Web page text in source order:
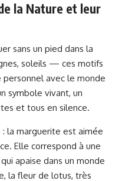
la Nature et leur
sans un pied dans la
soleils — ces motifs
avec le monde
symbole vivant, un
et tous en silence.
la marguerite est aimée
Elle correspond à une
apaise dans un monde
la fleur de lotus, très